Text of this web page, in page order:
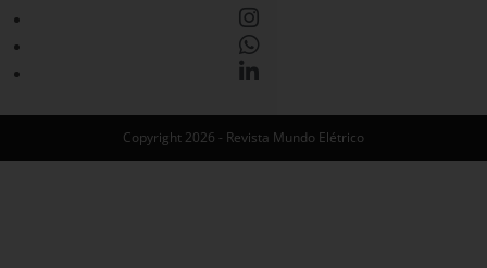
Copyright 2026 - Revista Mundo Elétrico